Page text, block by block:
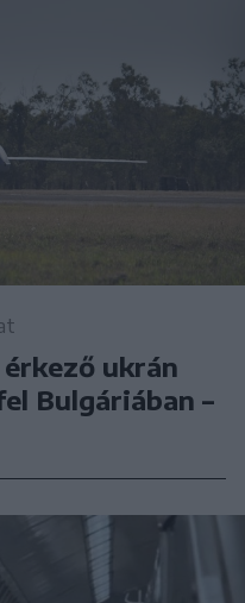
ukrán
Bulgáriában –